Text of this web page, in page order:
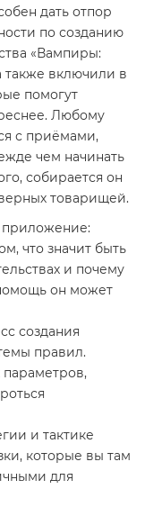
дать отпор
по созданию
«Вампиры:
также включили в
помогут
Любому
с приёмами,
чем начинать
собирается он
товарищей.
приложение:
что значит быть
и почему
он может
создания
правил.
и тактике
которые вы там
для